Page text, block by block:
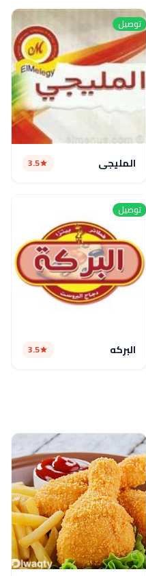
توصيل
المليجى 3.5
توصيل
البركه 3.5